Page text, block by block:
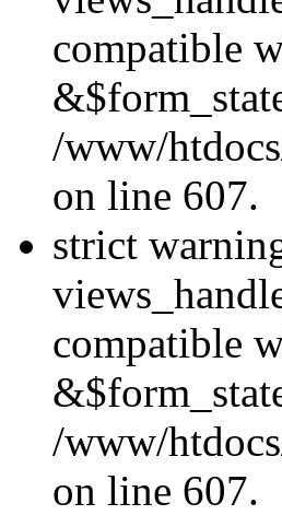
compatible
/www/
on line 607.
strict
compatible
/www/
on line 607.